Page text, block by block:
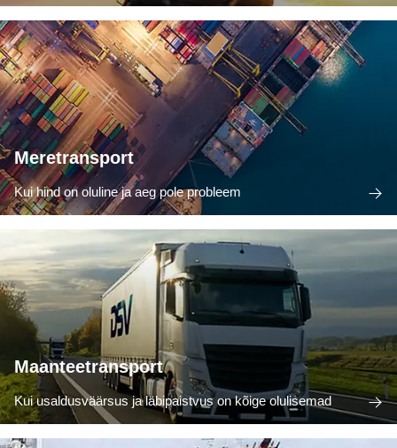
Meretransport
Kui hind on oluline ja aeg pole probleem
Maanteetransport
Kui usaldusväärsus ja läbipaistvus on kõige olulisemad